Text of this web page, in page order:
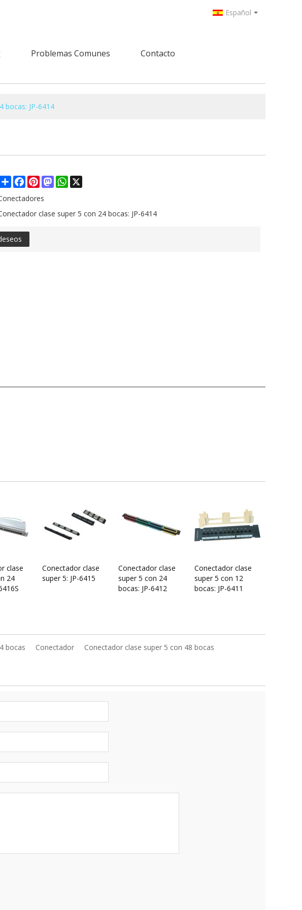
Español
Problemas Comunes Contacto
bocas: JP-6414
ShareFacebook
PinterestMastodonWhatsApp
clase super 5 con 24 bocas: JP-6414
clase
24
Conectador clase
super 5: JP-6415
Conectador clase
super 5 con 24
bocas: JP-6412
Conectador clase
super 5 con 12
bocas: JP-6411
bocas Conectador Conectador clase super 5 con 48 bocas